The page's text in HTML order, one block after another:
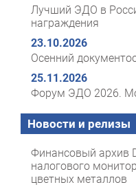
Лучший ЭДО в
награждения
23.10.2026
Осенний
25.11.2026
Форум ЭДО 2026.
Новости и релизы
Финансовый архив
налогового
цветных металлов